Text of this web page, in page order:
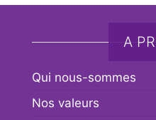
A
Qui nous-sommes
Nos valeurs